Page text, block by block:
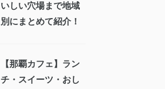
いしい穴場まで地域
別にまとめて紹介！
【那覇カフェ】ラン
チ・スイーツ・おし